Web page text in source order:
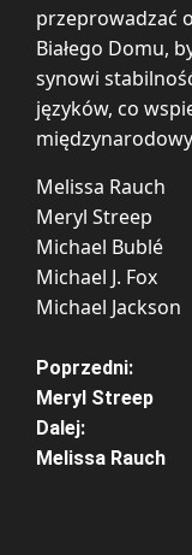
przeprowadzać
Białego Domu,
synowi
języków, co
Melissa Rauch
Meryl Streep
Michael Bublé
Michael J. Fox
Michael Jackson
Z
o
b
Poprzedni:
Meryl Streep
Dalej:
Melissa Rauch